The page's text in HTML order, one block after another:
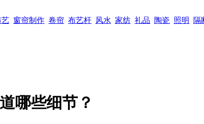
艺 窗帘制作 卷帘 布艺杆 风水 家纺 礼品 陶瓷 照明 隔
哪些细节？